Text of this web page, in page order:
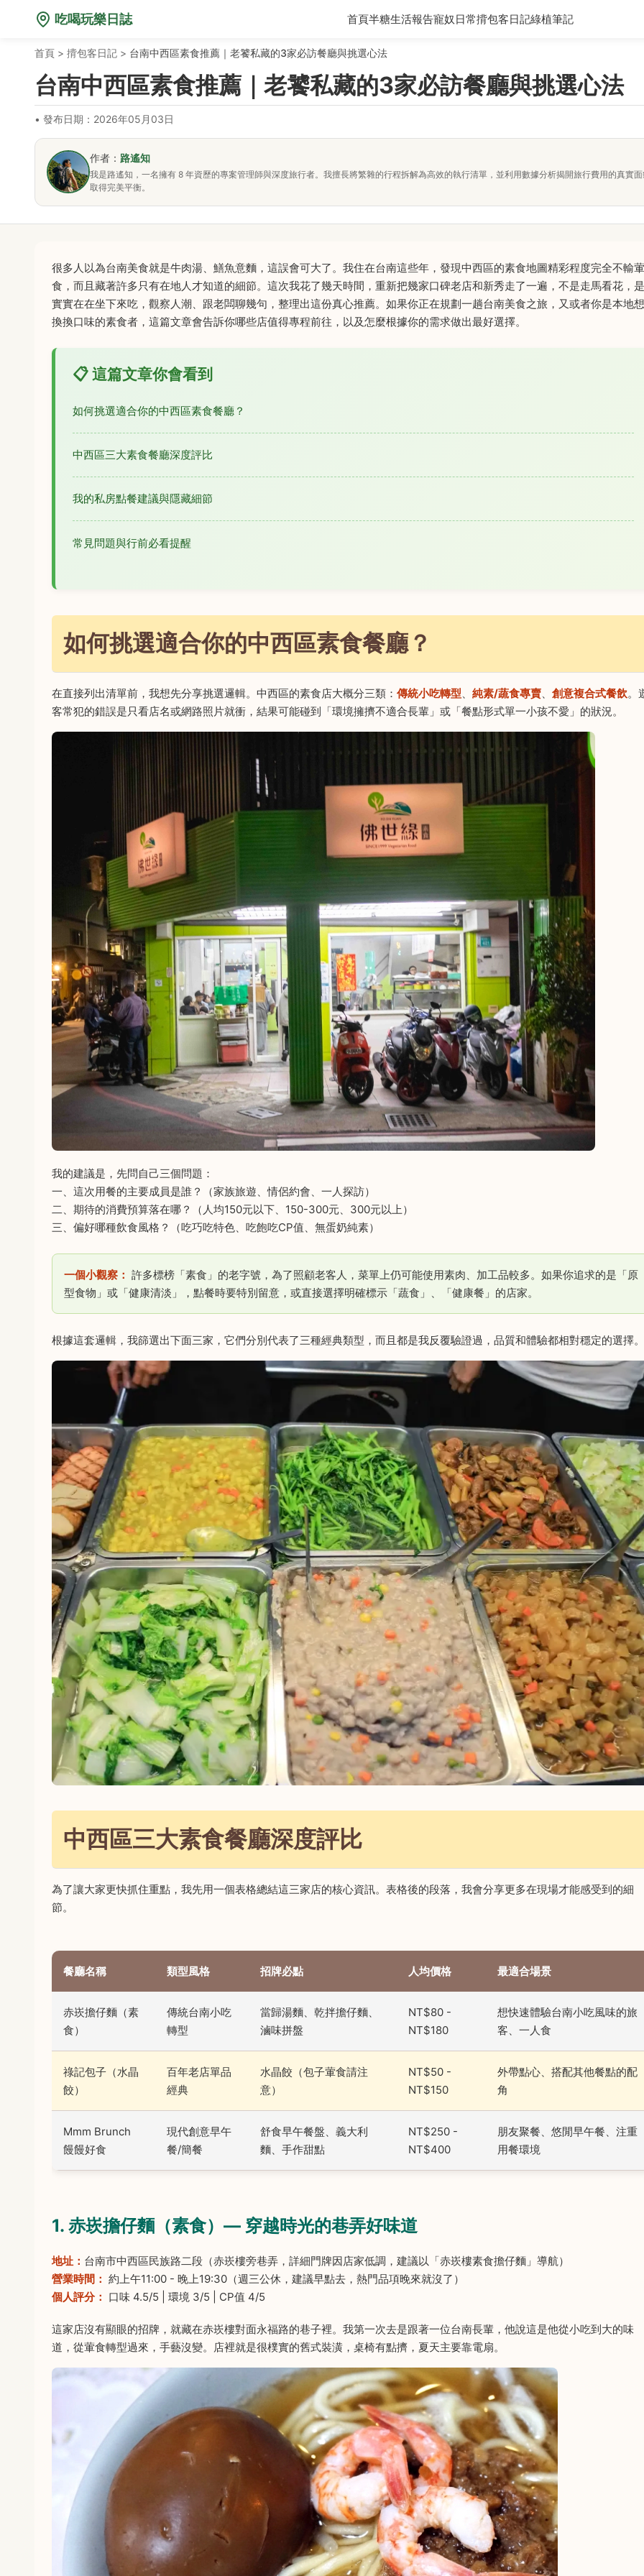
吃喝玩樂日誌 首頁半糖生活報告寵奴日常揹包客日記綠植筆記
首頁 > 揹包客日記 > 台南中西區素食推薦｜老饕私藏的3家必訪餐廳與挑選心法
台南中西區素食推薦｜老饕私藏的3家必訪餐廳與挑選心法
• 發布日期：2026年05月03日
作者： 路遙知
我是路遙知，一名擁有 8 年資歷的專案管理師與深度旅行者。我擅長將繁雜的行程拆解為高效的執行清單，並利用數據分析揭開旅行費用的真實
取得完美平衡。
很多人以為台南美食就是牛肉湯、鱔魚意麵，這誤會可大了。我住在台南這些年，發現中西區的素食地圖精彩程度完全不輸葷
食，而且藏著許多只有在地人才知道的細節。這次我花了幾天時間，重新把幾家口碑老店和新秀走了一遍，不是走馬看花，是
實實在在坐下來吃，觀察人潮、跟老闆聊幾句，整理出這份真心推薦。如果你正在規劃一趟台南美食之旅，又或者你是本地想
換換口味的素食者，這篇文章會告訴你哪些店值得專程前往，以及怎麼根據你的需求做出最好選擇。
📋 這篇文章你會看到
如何挑選適合你的中西區素食餐廳？
中西區三大素食餐廳深度評比
我的私房點餐建議與隱藏細節
常見問題與行前必看提醒
如何挑選適合你的中西區素食餐廳？
在直接列出清單前，我想先分享挑選邏輯。中西區的素食店大概分三類： 傳統小吃轉型、 純素/蔬食專賣、 創意複合式餐飲。
客常犯的錯誤是只看店名或網路照片就衝，結果可能碰到「環境擁擠不適合長輩」或「餐點形式單一小孩不愛」的狀況。
我的建議是，先問自己三個問題：
一、這次用餐的主要成員是誰？（家族旅遊、情侶約會、一人探訪）
二、期待的消費預算落在哪？（人均150元以下、150-300元、300元以上）
三、偏好哪種飲食風格？（吃巧吃特色、吃飽吃CP值、無蛋奶純素）
一個小觀察： 許多標榜「素食」的老字號，為了照顧老客人，菜單上仍可能使用素肉、加工品較多。如果你追求的是「原
型食物」或「健康清淡」，點餐時要特別留意，或直接選擇明確標示「蔬食」、「健康餐」的店家。
根據這套邏輯，我篩選出下面三家，它們分別代表了三種經典類型，而且都是我反覆驗證過，品質和體驗都相對穩定的選擇。
中西區三大素食餐廳深度評比
為了讓大家更快抓住重點，我先用一個表格總結這三家店的核心資訊。表格後的段落，我會分享更多在現場才能感受到的細
節。
餐廳名稱 類型風格 招牌必點 人均價格 最適合場景
赤崁擔仔麵（素
食）
傳統台南小吃
轉型
當歸湯麵、乾拌擔仔麵、
滷味拼盤
NT$80 -
NT$180
想快速體驗台南小吃風味的旅
客、一人食
祿記包子（水晶
餃）
百年老店單品
經典
水晶餃（包子葷食請注
意）
NT$50 -
NT$150
外帶點心、搭配其他餐點的配
角
Mmm Brunch
饅饅好食
現代創意早午
餐/簡餐
舒食早午餐盤、義大利
麵、手作甜點
NT$250 -
NT$400
朋友聚餐、悠閒早午餐、注重
用餐環境
1. 赤崁擔仔麵（素食）— 穿越時光的巷弄好味道
地址： 台南市中西區民族路二段（赤崁樓旁巷弄，詳細門牌因店家低調，建議以「赤崁樓素食擔仔麵」導航）
營業時間： 約上午11:00 - 晚上19:30（週三公休，建議早點去，熱門品項晚來就沒了）
個人評分： 口味 4.5/5 | 環境 3/5 | CP值 4/5
這家店沒有顯眼的招牌，就藏在赤崁樓對面永福路的巷子裡。我第一次去是跟著一位台南長輩，他說這是他從小吃到大的味
道，從葷食轉型過來，手藝沒變。店裡就是很樸實的舊式裝潢，桌椅有點擠，夏天主要靠電扇。